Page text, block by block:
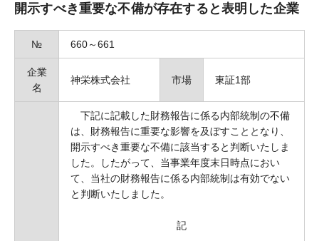
開示すべき重要な不備が存在すると表明した企業
№ 660～661
企業
名
神栄株式会社 市場 東証1部
下記に記載した財務報告に係る内部統制の不備
は、財務報告に重要な影響を及ぼすこととなり、
開示すべき重要な不備に該当すると判断いたしま
した。したがって、当事業年度末日時点におい
て、当社の財務報告に係る内部統制は有効でない
と判断いたしました。
記